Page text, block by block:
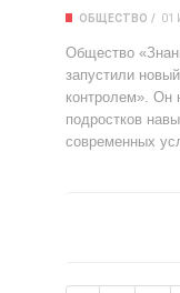
ОБЩЕСТВО 01
Общество
запустили
контролем». Он
подростков
современных